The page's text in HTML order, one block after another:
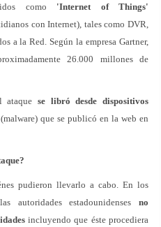
como 'Internet of Things'
con Internet), tales como DVR,
a la Red. Según la empresa Gartner,
26.000 millones de
ataquese libró desde dispositivos
(malware) que se publicó en la web en
pudieron llevarlo a cabo. En los
autoridades estadounidenses
no
incluyendo que éste procediera